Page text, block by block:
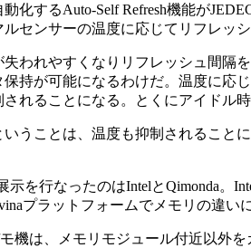
化するAuto-Self Refresh機能が
センサーの温度に応じてリフレッ
われやすくなりリフレッシュ間隔
持が可能になるわけだ。温度に応
れることになる。とくにアイドル
うことは、温度も抑制されること
を行なったのはIntelとQimonda。
プラットフォームでメモリの違い
機は、メモリモジュール付近以外